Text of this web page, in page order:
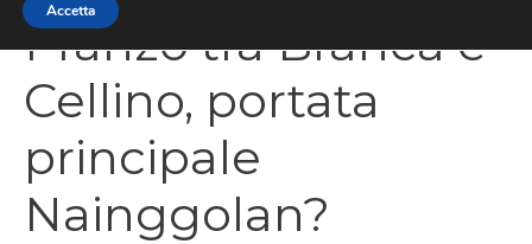
Pranzo tra Branca e
Cellino, portata
principale
Nainggolan?
Accetta